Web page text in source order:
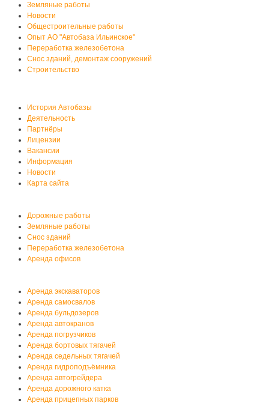
Земляные работы
Новости
Общестроительные работы
Опыт АО "Автобаза Ильинское"
Переработка железобетона
Снос зданий, демонтаж сооружений
Строительство
История Автобазы
Деятельность
Партнёры
Лицензии
Вакансии
Информация
Новости
Карта сайта
Дорожные работы
Земляные работы
Снос зданий
Переработка железобетона
Аренда офисов
Аренда экскаваторов
Аренда самосвалов
Аренда бульдозеров
Аренда автокранов
Аренда погрузчиков
Аренда бортовых тягачей
Аренда седельных тягачей
Аренда гидроподъёмника
Аренда автогрейдера
Аренда дорожного катка
Аренда прицепных парков